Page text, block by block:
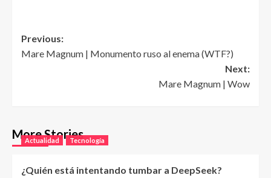
Post
navigation
Previous:
Mare Magnum | Monumento ruso al enema (WTF?)
Next:
Mare Magnum | Wow
More Stories
Actualidad Tecnología
¿Quién está intentando tumbar a DeepSeek?